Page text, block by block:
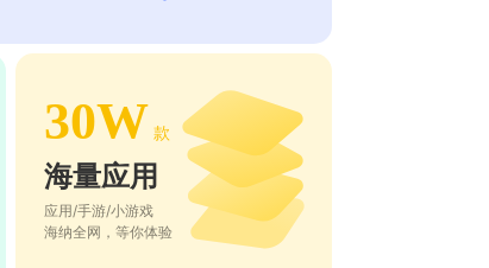
30W 款
海量应用
应用/手游/小游戏
海纳全网，等你体验